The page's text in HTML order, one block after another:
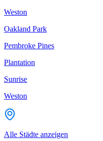
Weston
Oakland Park
Pembroke Pines
Plantation
Sunrise
Weston
Alle Städte anzeigen